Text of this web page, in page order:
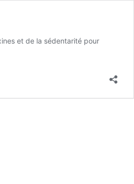
et de la sédentarité pour